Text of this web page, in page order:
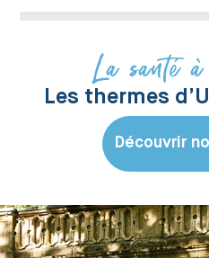
La santé
Les thermes
Découvrir